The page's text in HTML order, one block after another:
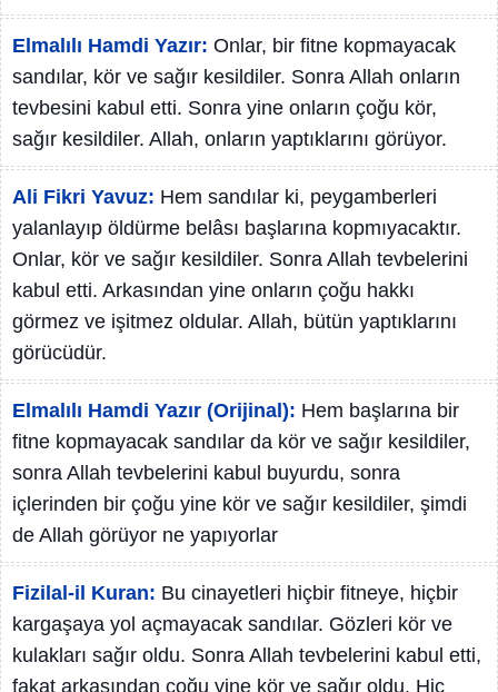
Elmalılı Hamdi Yazır: Onlar, bir fitne kopmayacak
sandılar, kör ve sağır kesildiler. Sonra Allah onların
tevbesini kabul etti. Sonra yine onların çoğu kör,
sağır kesildiler. Allah, onların yaptıklarını görüyor.
Ali Fikri Yavuz: Hem sandılar ki, peygamberleri
yalanlayıp öldürme belâsı başlarına kopmıyacaktır.
Onlar, kör ve sağır kesildiler. Sonra Allah tevbelerini
kabul etti. Arkasından yine onların çoğu hakkı
görmez ve işitmez oldular. Allah, bütün yaptıklarını
görücüdür.
Elmalılı Hamdi Yazır (Orijinal): Hem başlarına bir
fitne kopmayacak sandılar da kör ve sağır kesildiler,
sonra Allah tevbelerini kabul buyurdu, sonra
içlerinden bir çoğu yine kör ve sağır kesildiler, şimdi
de Allah görüyor ne yapıyorlar
Fizilal-il Kuran: Bu cinayetleri hiçbir fitneye, hiçbir
kargaşaya yol açmayacak sandılar. Gözleri kör ve
kulakları sağır oldu. Sonra Allah tevbelerini kabul etti,
fakat arkasından çoğu yine kör ve sağır oldu. Hiç